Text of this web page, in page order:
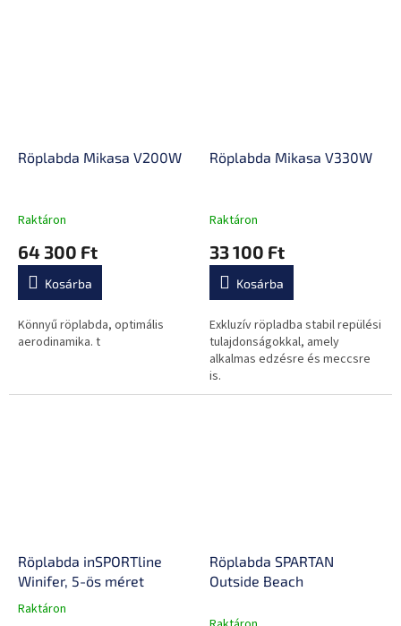
Röplabda Mikasa V200W
Raktáron
64 300 Ft
Kosárba
Könnyű röplabda, optimális
aerodinamika. t
Röplabda Mikasa V330W
Raktáron
33 100 Ft
Kosárba
Exkluzív röpladba stabil repülési
tulajdonságokkal, amely
alkalmas edzésre és meccsre
is.
Röplabda inSPORTline
Winifer, 5-ös méret
A
Raktáron
Röplabda SPARTAN
Outside Beach